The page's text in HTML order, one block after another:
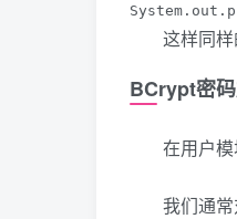
这样同
BCrypt密
在用户
我们通